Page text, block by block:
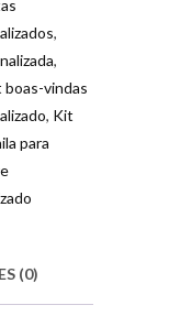
,
,
boas-vindas
, Kit
para
(0)